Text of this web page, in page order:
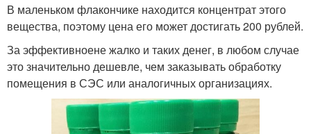
В маленьком флакончике находится концентрат этого
вещества, поэтому цена его может достигать 200 рублей.
За эффективноене жалко и таких денег, в любом случае
это значительно дешевле, чем заказывать обработку
помещения в СЭС или аналогичных организациях.